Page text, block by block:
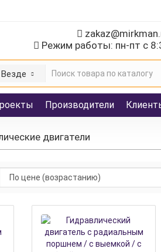
Режим работы: пн-пт с
Везде
Производители
двигатели